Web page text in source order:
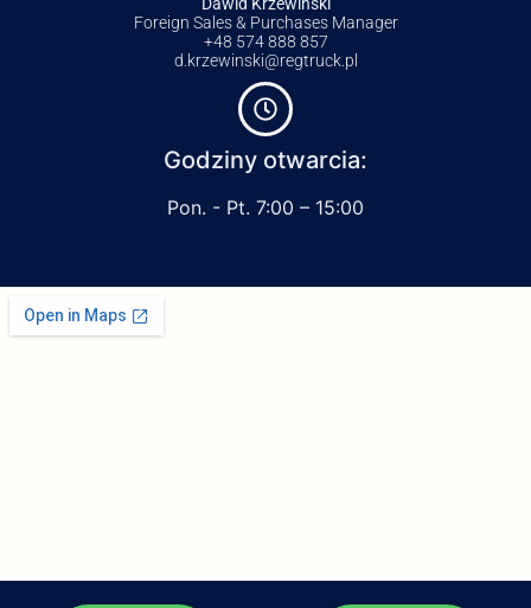
Foreign Sales & Purchases Manager
+48 574 888 857
d.krzewinski@regtruck.pl
Godziny otwarcia:
Pon. - Pt. 7:00 – 15:00